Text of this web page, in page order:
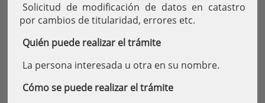
Solicitud de modificación de datos en catastro
por cambios de titularidad, errores etc.
Quién puede realizar el trámite
La persona interesada u otra en su nombre.
Cómo se puede realizar el trámite